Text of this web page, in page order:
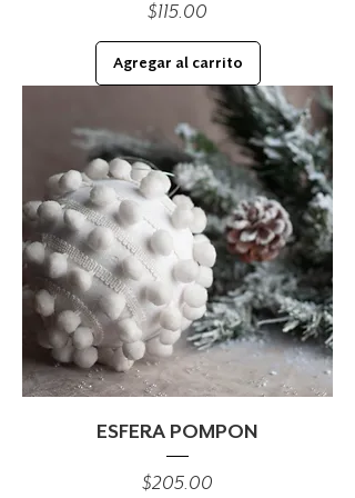
Precio
$115.00
Agregar al carrito
ESFERA POMPON
Precio
$205.00